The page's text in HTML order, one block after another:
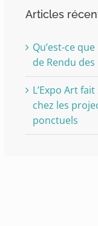
Articles
Qu’est-ce que
de Rendu
L’Expo Art
chez les
ponctuels